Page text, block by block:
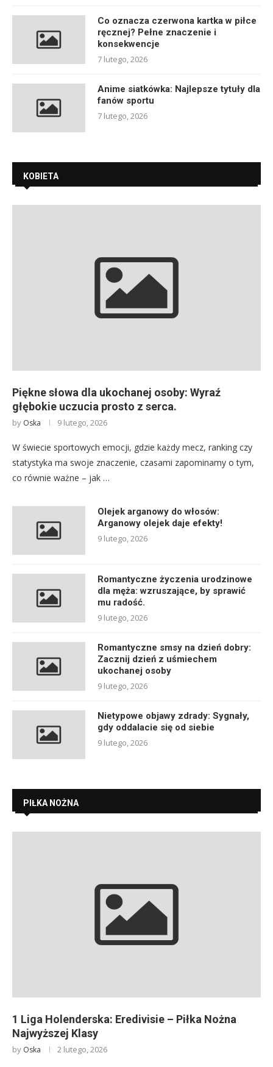
Co oznacza czerwona kartka w piłce
ręcznej? Pełne znaczenie i
konsekwencje
7 lutego, 2026
Anime siatkówka: Najlepsze tytuły dla
fanów sportu
7 lutego, 2026
KOBIETA
Piękne słowa dla ukochanej osoby: Wyraź
głębokie uczucia prosto z serca.
by Oska 9 lutego, 2026
W świecie sportowych emocji, gdzie każdy mecz, ranking czy
statystyka ma swoje znaczenie, czasami zapominamy o tym,
co równie ważne – jak …
Olejek arganowy do włosów:
Arganowy olejek daje efekty!
9 lutego, 2026
Romantyczne życzenia urodzinowe
dla męża: wzruszające, by sprawić
mu radość.
9 lutego, 2026
Romantyczne smsy na dzień dobry:
Zacznij dzień z uśmiechem
ukochanej osoby
9 lutego, 2026
Nietypowe objawy zdrady: Sygnały,
gdy oddalacie się od siebie
9 lutego, 2026
PIŁKA NOŻNA
1 Liga Holenderska: Eredivisie – Piłka Nożna
Najwyższej Klasy
by Oska 2 lutego, 2026